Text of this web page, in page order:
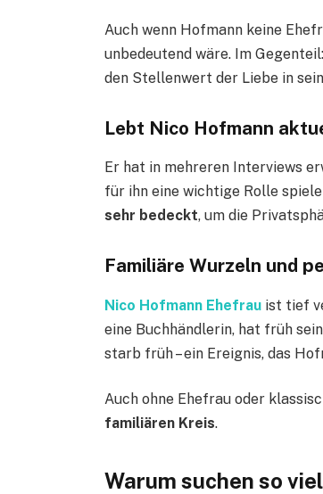
Auch wenn Hofmann keine
unbedeutend wäre. Im
den Stellenwert der Liebe in
Lebt Nico Hofmann
Er hat in mehreren Interviews
für ihn eine wichtige Rolle
sehr bedeckt, um die
Familiäre Wurzeln und
Nico Hofmann Ehefrau ist tief
eine Buchhändlerin, hat früh
starb früh – ein Ereignis, das
Auch ohne Ehefrau oder
familiären Kreis.
Warum suchen so